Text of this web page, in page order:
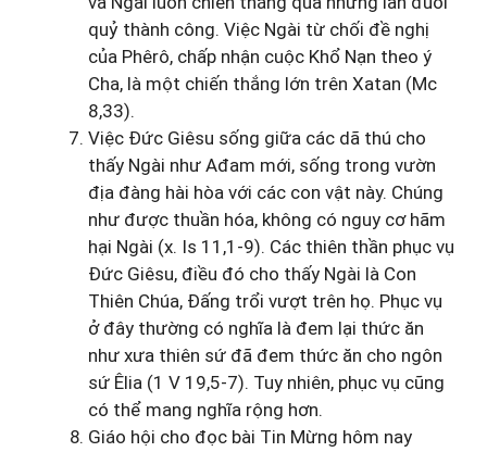
quỷ thành công. Việc Ngài từ chối đề nghị
của Phêrô, chấp nhận cuộc Khổ Nạn theo ý
Cha, là một chiến thắng lớn trên Xatan (Mc
8,33).
Việc Đức Giêsu sống giữa các dã thú cho
thấy Ngài như Ađam mới, sống trong vườn
địa đàng hài hòa với các con vật này. Chúng
như được thuần hóa, không có nguy cơ hãm
hại Ngài (x. Is 11,1-9). Các thiên thần phục vụ
Đức Giêsu, điều đó cho thấy Ngài là Con
Thiên Chúa, Đấng trổi vượt trên họ. Phục vụ
ở đây thường có nghĩa là đem lại thức ăn
như xưa thiên sứ đã đem thức ăn cho ngôn
sứ Êlia (1 V 19,5-7). Tuy nhiên, phục vụ cũng
có thể mang nghĩa rộng hơn.
Giáo hội cho đọc bài Tin Mừng hôm nay